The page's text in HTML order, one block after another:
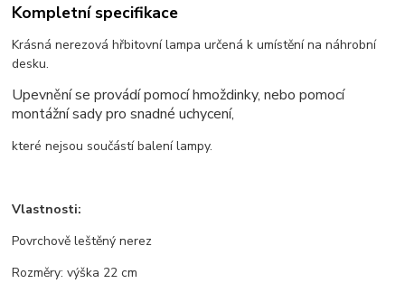
Kompletní specifikace
Krásná nerezová hřbitovní lampa určená k umístění na náhrobní
desku.
Upevnění se provádí pomocí hmoždinky, nebo pomocí
montážní sady pro snadné uchycení,
které nejsou součástí balení lampy.
Vlastnosti:
Povrchově leštěný nerez
Rozměry: výška 22 cm